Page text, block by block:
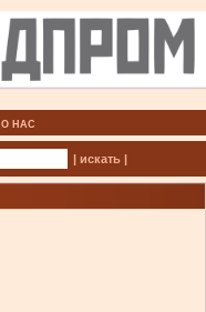
О НАС
| искать |